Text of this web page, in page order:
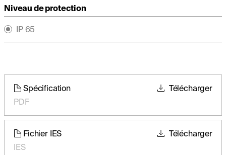
Niveau de protection
IP 65
Spécification
PDF
Télécharger
Fichier IES
IES
Télécharger